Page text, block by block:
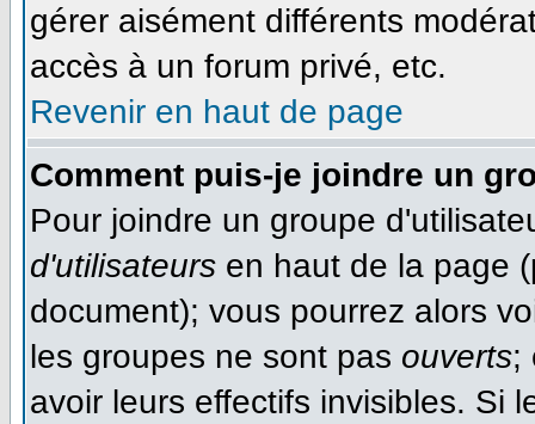
gérer aisément différents
accès à un forum privé, etc.
Revenir en haut de page
Comment puis-je joindre un
Pour joindre un groupe
d'utilisateurs en haut de la page
document); vous pourrez alors
les groupes ne sont pas ouverts;
avoir leurs effectifs invisibles. Si